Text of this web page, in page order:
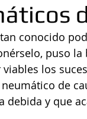
puso
los
de
y que